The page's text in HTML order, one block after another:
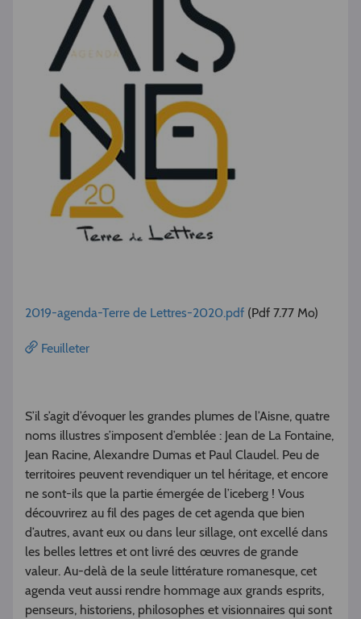
2019-agenda-Terre de Lettres-2020.pdf (Pdf 7.77 Mo)
Feuilleter
S’il s’agit d’évoquer les grandes plumes de l’Aisne, quatre
noms illustres s’imposent d’emblée : Jean de La Fontaine,
Jean Racine, Alexandre Dumas et Paul Claudel. Peu de
territoires peuvent revendiquer un tel héritage, et encore
ne sont-ils que la partie émergée de l’iceberg ! Vous
découvrirez au fil des pages de cet agenda que bien
d’autres, avant eux ou dans leur sillage, ont excellé dans
les belles lettres et ont livré des œuvres de grande
valeur. Au-delà de la seule littérature romanesque, cet
agenda veut aussi rendre hommage aux grands esprits,
penseurs, historiens, philosophes et visionnaires qui sont